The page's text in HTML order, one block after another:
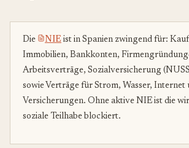
Die NIE ist in Spanien zwingend für:
Immobilien, Bankkonten,
Arbeitsverträge, Sozialversicherung
sowie Verträge für Strom, Wasser, Internet
Versicherungen. Ohne aktive NIE ist die
soziale Teilhabe blockiert.